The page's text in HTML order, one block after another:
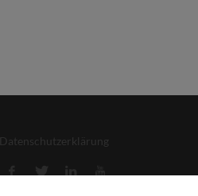
Datenschutzerklärung